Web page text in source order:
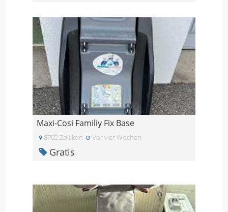
Maxi-Cosi Familiy Fix Base
8702 Zollikon Vor vier Wochen
Gratis